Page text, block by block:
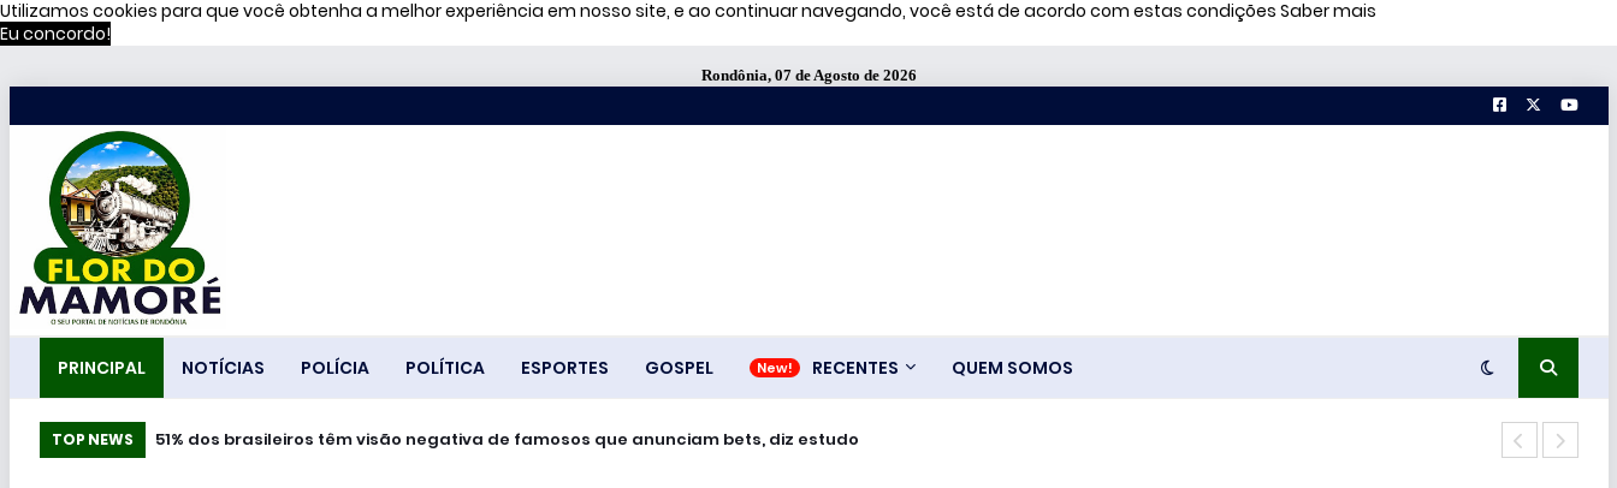
Utilizamos cookies para que você obtenha a melhor experiência em nosso site, e ao continuar navegando, você está de acordo com estas condições Saber mais
Eu concordo!
Rondônia, 07 de Agosto de 2026
PRINCIPAL NOTÍCIAS POLÍCIA POLÍTICA ESPORTES GOSPEL RECENTES QUEM SOMOS
TOP NEWS 51% dos brasileiros têm visão negativa de famosos que anunciam bets, diz estudo